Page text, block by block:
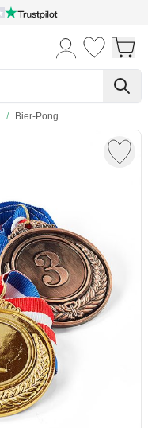
/ Bier-Pong